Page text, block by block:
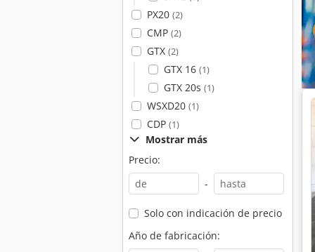
PX20 (2)
CMP (2)
GTX (2)
GTX 16 (1)
GTX 20s (1)
WSXD20 (1)
CDP (1)
Mostrar más
Precio:
-
Solo con indicación de precio
Año de fabricación: